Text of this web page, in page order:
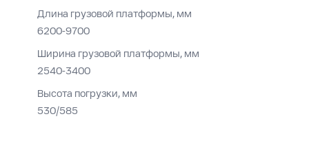
Длина грузовой платформы, мм
6200-9700
Ширина грузовой платформы, мм
2540-3400
Высота погрузки, мм
530/585